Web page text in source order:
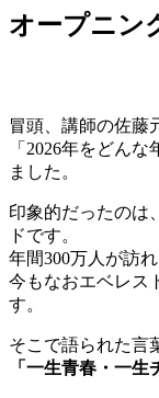
オープニン
冒頭、講師の佐藤
「2026年をどん
ました。
印象的だったのは
ドです。
年間300万人が訪
今もなおエベレス
す。
そこで語られた言
「一生青春・一生